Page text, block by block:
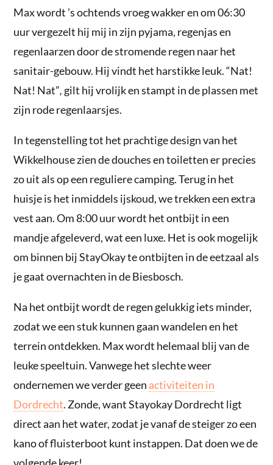
Max wordt ’s ochtends vroeg wakker en om 06:30
uur vergezelt hij mij in zijn pyjama, regenjas en
regenlaarzen door de stromende regen naar het
sanitair-gebouw. Hij vindt het harstikke leuk. “Nat!
Nat! Nat”, gilt hij vrolijk en stampt in de plassen met
zijn rode regenlaarsjes.
In tegenstelling tot het prachtige design van het
Wikkelhouse zien de douches en toiletten er precies
zo uit als op een reguliere camping. Terug in het
huisje is het inmiddels ijskoud, we trekken een extra
vest aan. Om 8:00 uur wordt het ontbijt in een
mandje afgeleverd, wat een luxe. Het is ook mogelijk
om binnen bij StayOkay te ontbijten in de eetzaal als
je gaat overnachten in de Biesbosch.
Na het ontbijt wordt de regen gelukkig iets minder,
zodat we een stuk kunnen gaan wandelen en het
terrein ontdekken. Max wordt helemaal blij van de
leuke speeltuin. Vanwege het slechte weer
ondernemen we verder geen activiteiten in
Dordrecht. Zonde, want Stayokay Dordrecht ligt
direct aan het water, zodat je vanaf de steiger zo een
kano of fluisterboot kunt instappen. Dat doen we de